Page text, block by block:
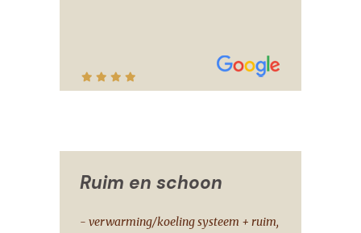
Ruim en schoon
- verwarming/koeling systeem + ruim,